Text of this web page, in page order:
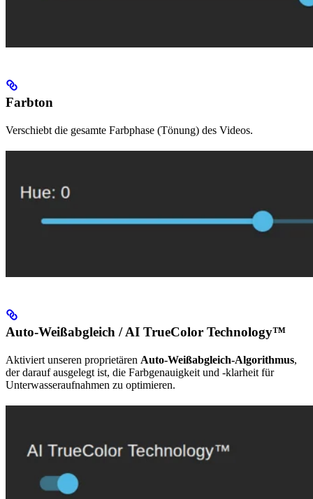
Farbton
Verschiebt die gesamte Farbphase (Tönung) des Videos.
Auto-Weißabgleich / AI TrueColor Technology™
Aktiviert unseren proprietären Auto-Weißabgleich-Algorithmus,
der darauf ausgelegt ist, die Farbgenauigkeit und -klarheit für
Unterwasseraufnahmen zu optimieren.